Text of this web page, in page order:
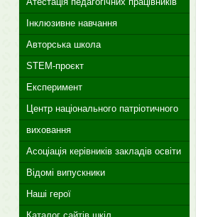
Інклюзивне навчання
Авторська школа
STEM-проєкт
Експеримент
Центр національного патріотичного
виховання
Асоціація керівників закладів освіти
Відомі випускники
Наші герої